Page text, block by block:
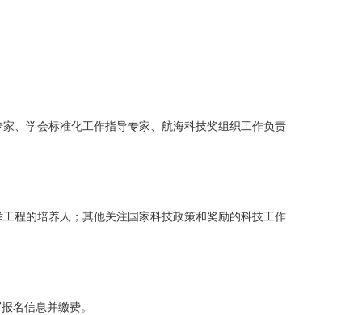
、学会标准化工作指导专家、航海科技奖组织工作负责
程的培养人；其他关注国家科技政策和奖励的科技工作
名信息并缴费。